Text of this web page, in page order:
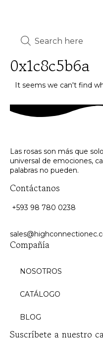
0x1c8c5b6a
It seems we can't find
Las rosas son más que
universal de emociones,
palabras no pueden.
Contáctanos
+593 98 780 0238
Compañía
NOSOTROS
CATÁLOGO
BLOG
Suscríbete a nuestro